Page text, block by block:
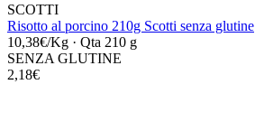
SCOTTI
Risotto al porcino 210g Scotti senza glutine
10,38€/Kg · Qta 210 g
SENZA GLUTINE
2,18€